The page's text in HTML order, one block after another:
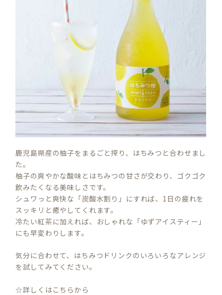
鹿児島県産の柚子をまるごと搾り、はちみつと合わせまし
た。
柚子の爽やかな酸味とはちみつの甘さが交わり、ゴクゴク
飲みたくなる美味しさです。
シュワっと爽快な「炭酸水割り」にすれば、1日の疲れを
スッキリと癒やしてくれます。
冷たい紅茶に加えれば、おしゃれな「ゆずアイスティー」
にも早変わりします。
気分に合わせて、はちみつドリンクのいろいろなアレンジ
を試してみてください。
☆詳しくはこちらから